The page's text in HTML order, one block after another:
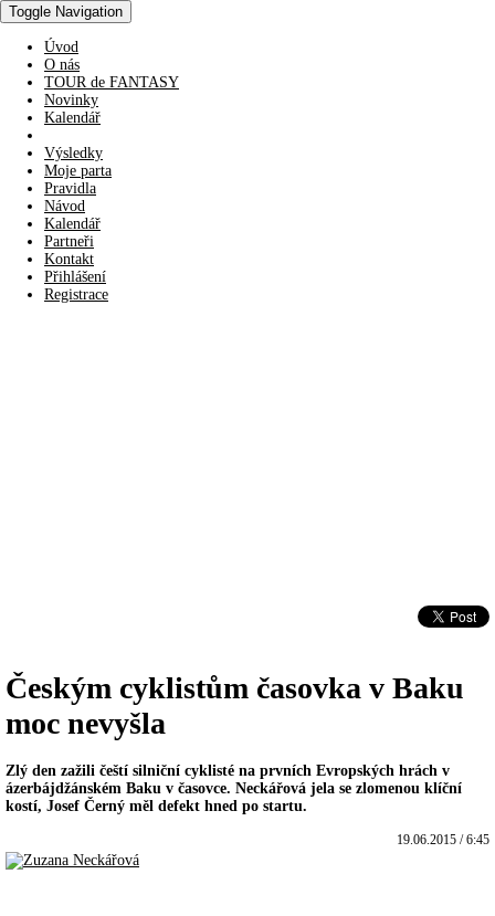
Toggle Navigation
Úvod
O nás
TOUR de FANTASY
Novinky
Kalendář
Výsledky
Moje parta
Pravidla
Návod
Kalendář
Partneři
Kontakt
Přihlášení
Registrace
Českým cyklistům časovka v Baku
moc nevyšla
Zlý den zažili čeští silniční cyklisté na prvních Evropských hrách v
ázerbájdžánském Baku v časovce. Neckářová jela se zlomenou klíční
kostí, Josef Černý měl defekt hned po startu.
19.06.2015 / 6:45